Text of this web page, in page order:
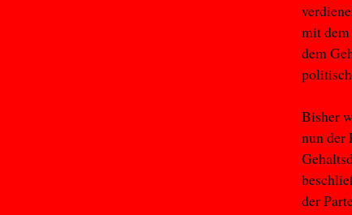
mit
dem
Bisher
nun der
der